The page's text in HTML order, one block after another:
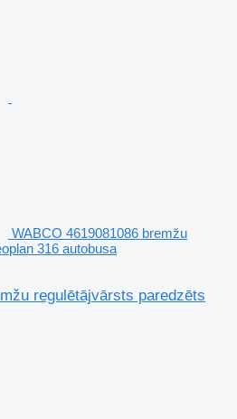
WABCO 4619081086 bremžu
316 autobusa
regulētājvārsts paredzēts